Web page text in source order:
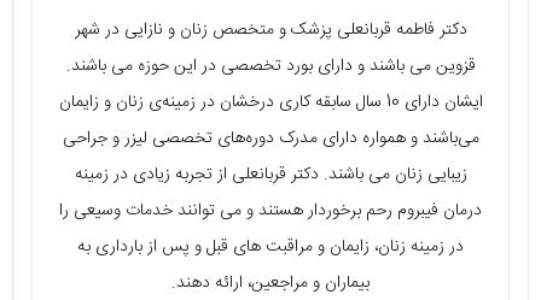
دکتر فاطمه قربانعلی پزشک و متخصص زنان و نازایی در شهر
قزوین می باشند و دارای بورد تخصصی در این حوزه می باشند.
ایشان دارای 10 سال سابقه کاری درخشان در زمینه‌ی زنان و زایمان
می‌باشند و همواره دارای مدرک دوره‌های تخصصی لیزر و جراحی
زیبایی زنان می باشند. دکتر قربانعلی از تجربه زیادی در زمینه
درمان فیبروم رحم برخوردار هستند و می توانند خدمات وسیعی را
در زمینه زنان، زایمان و مراقبت های قبل و پس از بارداری به
بیماران و مراجعین، ارائه دهند.